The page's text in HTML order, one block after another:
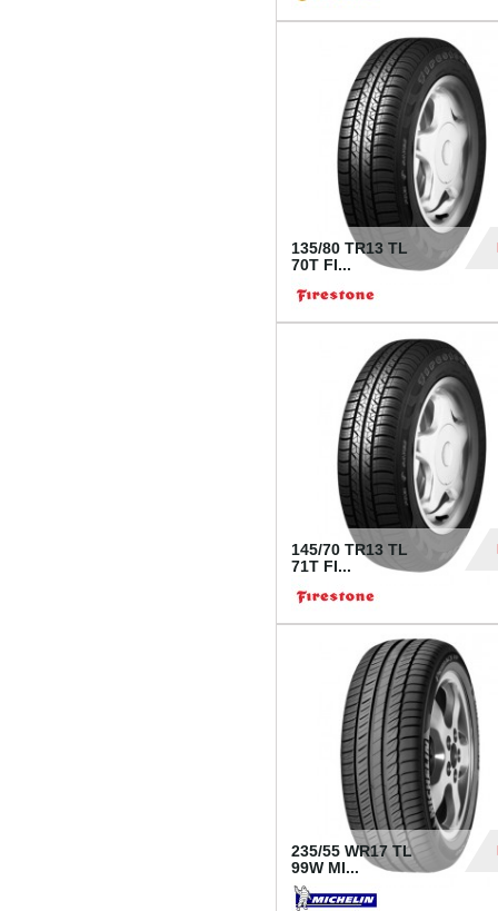
135/80 TR13 TL
70T FI...
145/70 TR13 TL
71T FI...
235/55 WR17 TL
99W MI...